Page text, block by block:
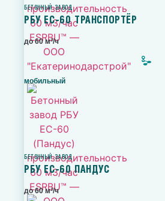
БЕТОННЫЙ ЗАВОД
РБУ ЕС-60 ТРАНСПОРТЁР
до 60 м³/ч
мобильный
БЕТОННЫЙ ЗАВОД
РБУ ЕС-60 ПАНДУС
до 60 м³/ч